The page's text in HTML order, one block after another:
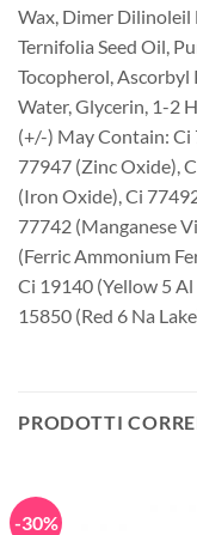
Wax, Dimer Dilinoleil
Ternifolia Seed Oil,
Tocopherol, Ascorbyl
Water, Glycerin, 1-2
(+/-) May Contain: Ci
77947 (Zinc Oxide),
(Iron Oxide), Ci
77742 (Manganese
(Ferric Ammonium
Ci 19140 (Yellow 5 Al
15850 (Red 6 Na
PRODOTTI
-30%